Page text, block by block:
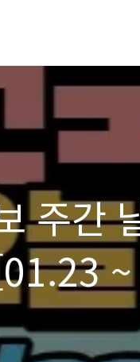
주간